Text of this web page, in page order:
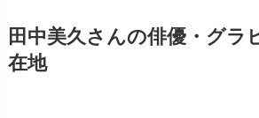
田中美久さんの俳優・グラ
在地